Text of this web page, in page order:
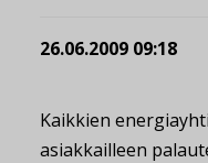
26.06.2009 09:18
Kaikkien
asiakkailleen